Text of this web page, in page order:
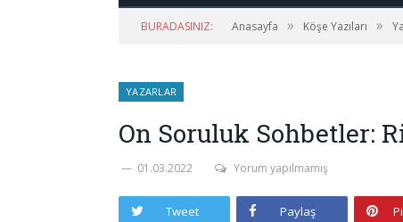
BURADASINIZ: Anasayfa » Köşe Yazıları »
YAZARLAR
On Soruluk Sohbetler:
01.03.2022 Yorum yapılmamış
Tweet Paylaş